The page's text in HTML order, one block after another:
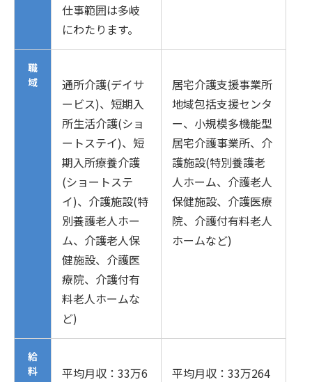
仕事範囲は多岐
にわたります。
職
域
通所介護(デイサ
ービス)、短期入
所生活介護(ショ
ートステイ)、短
期入所療養介護
(ショートステ
イ)、介護施設(特
別養護老人ホー
ム、介護老人保
健施設、介護医
療院、介護付有
料老人ホームな
ど)
居宅介護支援事業所
地域包括支援センタ
ー、小規模多機能型
居宅介護事業所、介
護施設(特別養護老
人ホーム、介護老人
保健施設、介護医療
院、介護付有料老人
ホームなど)
給
料
平均月収：33万6
平均月収：33万264